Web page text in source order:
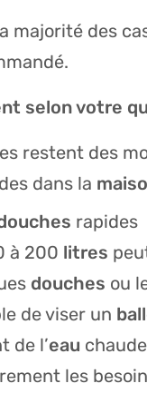
majorité des
selon votre
restent des
dans la
rapides
à 200 litres
douches ou
de viser un
de l’eau
les